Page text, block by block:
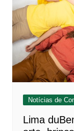
Notícias de
Lima